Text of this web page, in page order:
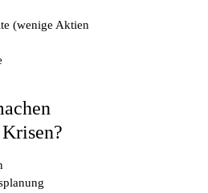
(wenige Aktien